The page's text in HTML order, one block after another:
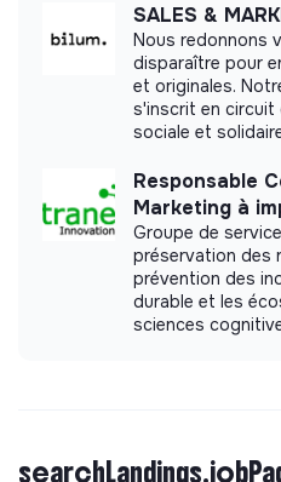
SALES &
Nous redonnons
disparaître pour
et originales.
s'inscrit en circuit
sociale et
Responsable
Marketing à
Groupe de
préservation des
prévention des
durable et les
sciences